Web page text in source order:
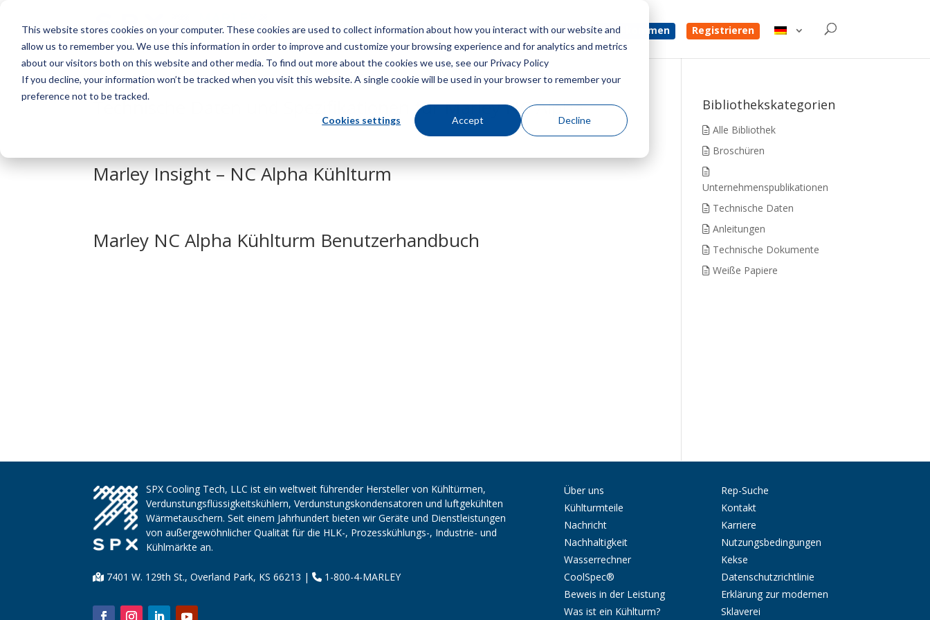
This website stores cookies on your computer. These cookies are used to collect information about how you interact with our website and
allow us to remember you. We use this information in order to improve and customize your browsing experience and for analytics and metrics
about our visitors both on this website and other media. To find out more about the cookies we use, see our Privacy Policy
If you decline, your information won’t be tracked when you visit this website. A single cookie will be used in your browser to remember your
preference not to be tracked.
Cookies settings Accept Decline
Speisekarte Ein Angebot bekommen Registrieren
Technische Daten und Spezifikationen für Marley NC Alpha
Marley Insight – NC Alpha Kühlturm
Marley NC Alpha Kühlturm Benutzerhandbuch
Bibliothekskategorien
Alle Bibliothek
Broschüren
Unternehmenspublikationen
Technische Daten
Anleitungen
Technische Dokumente
Weiße Papiere
SPX Cooling Tech, LLC ist ein weltweit führender Hersteller von Kühltürmen,
Verdunstungsflüssigkeitskühlern, Verdunstungskondensatoren und luftgekühlten
Wärmetauschern. Seit einem Jahrhundert bieten wir Geräte und Dienstleistungen
von außergewöhnlicher Qualität für die HLK-, Prozesskühlungs-, Industrie- und
Kühlmärkte an.
7401 W. 129th St., Overland Park, KS 66213 | 1-800-4-MARLEY
Über uns
Kühlturmteile
Nachricht
Nachhaltigkeit
Wasserrechner
CoolSpec®
Beweis in der Leistung
Was ist ein Kühlturm?
Rep-Suche
Kontakt
Karriere
Nutzungsbedingungen
Kekse
Datenschutzrichtlinie
Erklärung zur modernen
Sklaverei